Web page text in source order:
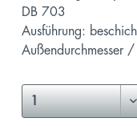
DB 703
Ausführung: